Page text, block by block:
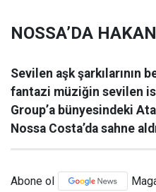
NOSSA’DA
Sevilen aşk şarkılarının
fantazi müziğin sevilen
Group’a bünyesindeki
Nossa Costa’da sahne
Abone ol